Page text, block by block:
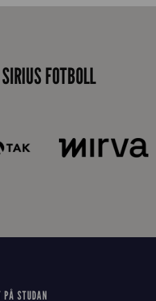
FOTBOLL
PÅ STUDAN